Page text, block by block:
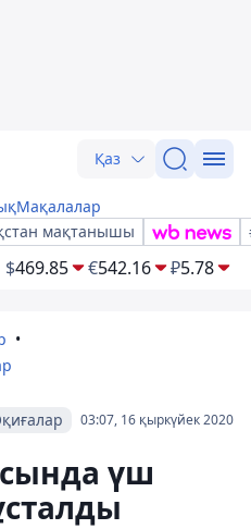
Қаз
Мақалалар
мақтанышы
$469.85 €542.16 ₽5.78
03:07, 16 қыркүйек 2020
үш